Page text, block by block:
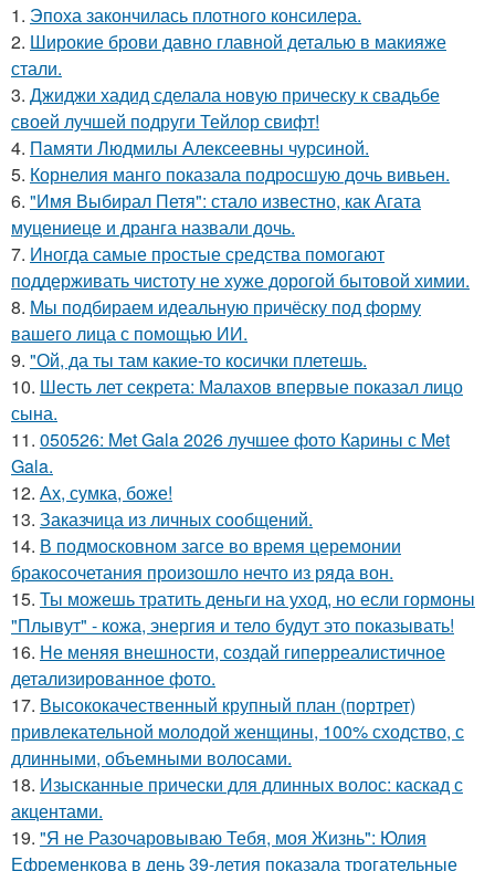
1. Эпоха закончилась плотного консилера.
2. Широкие брови давно главной деталью в макияже
стали.
3. Джиджи хадид сделала новую прическу к свадьбе
своей лучшей подруги Тейлор свифт!
4. Памяти Людмилы Алексеевны чурсиной.
5. Корнелия манго показала подросшую дочь вивьен.
6. "Имя Выбирал Петя": стало известно, как Агата
муцениеце и дранга назвали дочь.
7. Иногда самые простые средства помогают
поддерживать чистоту не хуже дорогой бытовой химии.
8. Мы подбираем идеальную причёску под форму
вашего лица с помощью ИИ.
9. "Ой, да ты там какие-то косички плетешь.
10. Шесть лет секрета: Малахов впервые показал лицо
сына.
11. 050526: Met Gala 2026 лучшее фото Карины с Met
Gala.
12. Ах, сумка, боже!
13. Заказчица из личных сообщений.
14. В подмосковном загсе во время церемонии
бракосочетания произошло нечто из ряда вон.
15. Ты можешь тратить деньги на уход, но если гормоны
"Плывут" - кожа, энергия и тело будут это показывать!
16. Не меняя внешности, создай гиперреалистичное
детализированное фото.
17. Высококачественный крупный план (портрет)
привлекательной молодой женщины, 100% сходство, с
длинными, объемными волосами.
18. Изысканные прически для длинных волос: каскад с
акцентами.
19. "Я не Разочаровываю Тебя, моя Жизнь": Юлия
Ефременкова в день 39-летия показала трогательные